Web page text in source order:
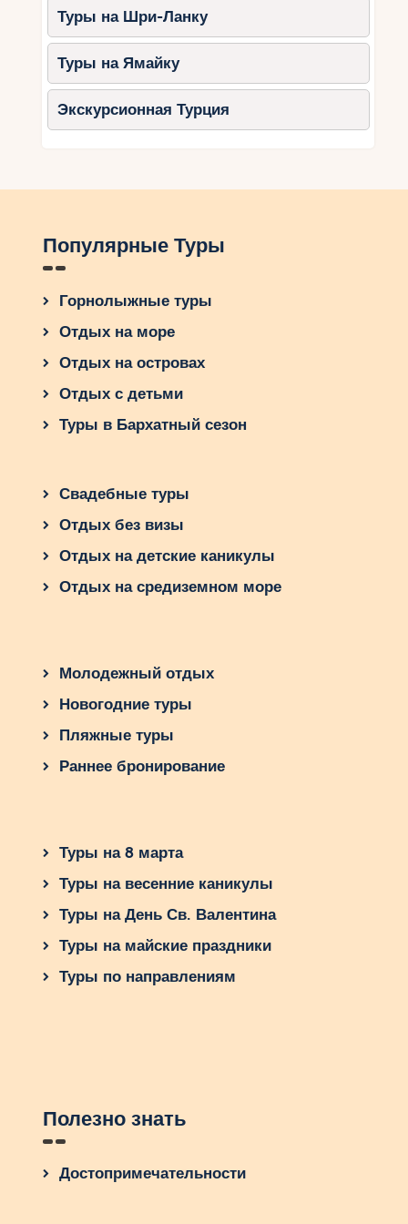
природой и окунание в уникальную атмосферу
этой страны. Каждый, кто посещает Польшу для
горнолыжного отдыха, оставляет свои следы на
этих прекрасных горных склонах. И вот
на самой природе? Возможно, это станет
Туры на Шри-Ланку
Туры на Ямайку
Экскурсионная Турция
Популярные Туры
Горнолыжные туры
Отдых на море
Отдых на островах
Отдых с детьми
Туры в Бархатный сезон
Свадебные туры
Отдых без визы
Отдых на детские каникулы
Отдых на средиземном море
Молодежный отдых
Новогодние туры
Пляжные туры
Раннее бронирование
Туры на 8 марта
Туры на весенние каникулы
Туры на День Св. Валентина
Туры на майские праздники
Туры по направлениям
Полезно знать
Достопримечательности